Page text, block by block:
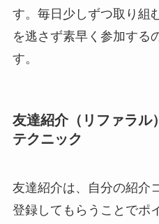
す。毎日少しずつ取り組
を逃さず素早く参加する
す。
友達紹介（リファラル
テクニック
友達紹介は、自分の紹介
登録してもらうことでポ